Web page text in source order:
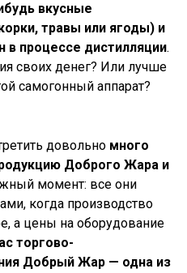
вкусные
травы или ягоды) и
в процессе дистилляции.
своих денег? Или лучше
самогонный аппарат?
довольно много
Доброго Жара и
момент: все они
когда производство
а цены на оборудование
торгово-
Добрый Жар — одна из